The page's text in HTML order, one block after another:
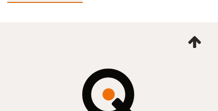
mig